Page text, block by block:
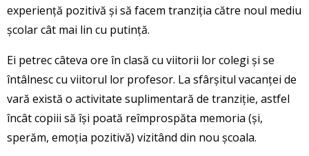
experiență pozitivă și să facem tranziția către noul mediu
școlar cât mai lin cu putință.
Ei petrec câteva ore în clasă cu viitorii lor colegi și se
întâlnesc cu viitorul lor profesor. La sfârșitul vacanței de
vară există o activitate suplimentară de tranziție, astfel
încât copiii să își poată reîmprospăta memoria (și,
sperăm, emoția pozitivă) vizitând din nou școala.